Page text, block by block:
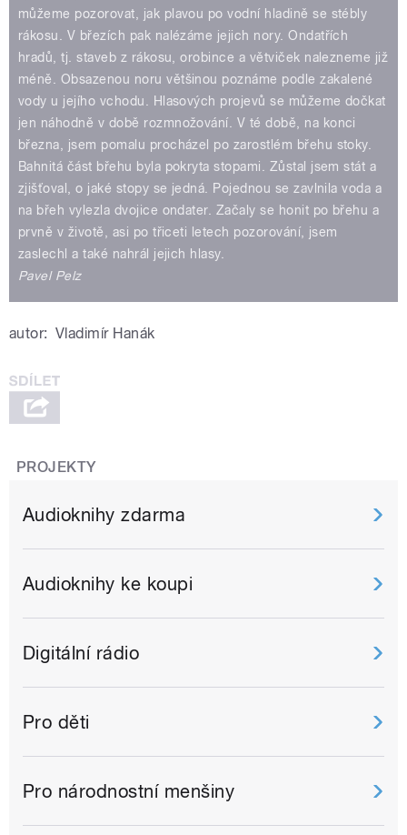
můžeme pozorovat, jak plavou po vodní hladině se stébly
rákosu. V březích pak nalézáme jejich nory. Ondatřích
hradů, tj. staveb z rákosu, orobince a větviček nalezneme již
méně. Obsazenou noru většinou poznáme podle zakalené
vody u jejího vchodu. Hlasových projevů se můžeme dočkat
jen náhodně v době rozmnožování. V té době, na konci
března, jsem pomalu procházel po zarostlém břehu stoky.
Bahnitá část břehu byla pokryta stopami. Zůstal jsem stát a
zjišťoval, o jaké stopy se jedná. Pojednou se zavlnila voda a
na břeh vylezla dvojice ondater. Začaly se honit po břehu a
prvně v životě, asi po třiceti letech pozorování, jsem
zaslechl a také nahrál jejich hlasy.
Pavel Pelz
autor: Vladimír Hanák
PROJEKTY
Audioknihy zdarma
Audioknihy ke koupi
Digitální rádio
Pro děti
Pro národnostní menšiny